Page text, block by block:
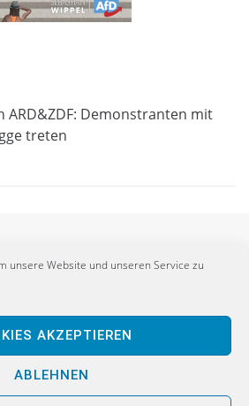
unsere Website und unseren Service zu
AKZEPTIEREN
ABLEHNEN
ARD&ZDF: Demonstranten mit
treten